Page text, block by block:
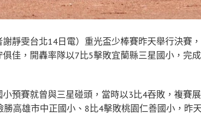
謝靜雯台北14日電）重光盃少棒賽昨天舉行決賽
佳，開轟率隊以7比5擊敗宜蘭縣三星國小，完
預賽就曾與三星碰頭，當時以3比4吞敗，複賽
勝高雄市中正國小、8比4擊敗桃園仁善國小，昨